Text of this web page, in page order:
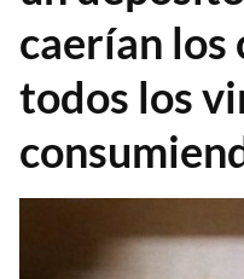
caerían los
todos los